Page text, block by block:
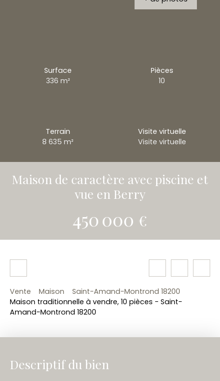
Surface
336 m²
Pièces
10
Terrain
8 635m²
Visite virtuelle
Visite virtuelle
Maison de caractère avec piscine et
vue en Berry
450 000 €
Vente Maison
Saint-Amand-Montrond 18200
Maison traditionnelle à vendre, 10 pièces - Saint-
Amand-Montrond 18200
Descriptif du bien